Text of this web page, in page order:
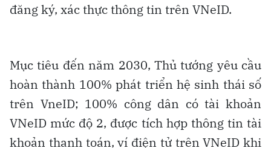
đăng ký, xác thực thông tin trên VNeID.
Mục tiêu đến năm 2030, Thủ tướng yêu cầu
hoàn thành 100% phát triển hệ sinh thái số
trên VneID; 100% công dân có tài khoản
VNeID mức độ 2, được tích hợp thông tin tài
khoản thanh toán, ví điện tử trên VNeID khi